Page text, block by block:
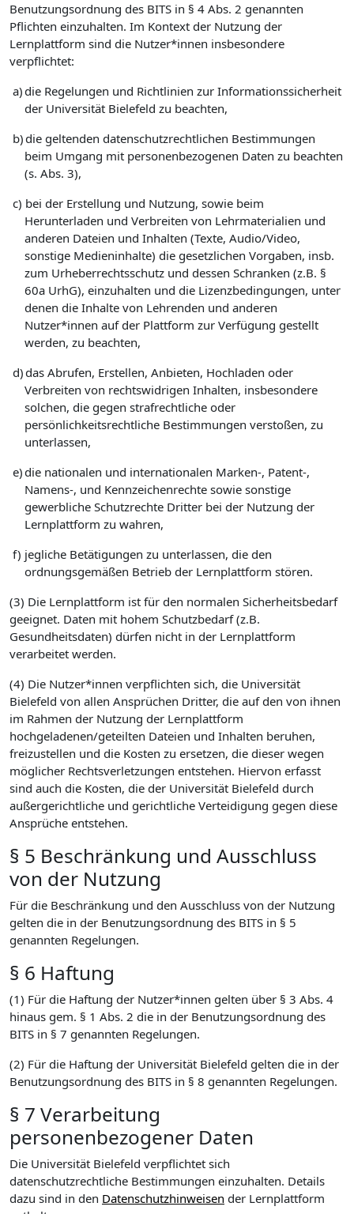
Benutzungsordnung des BITS in § 4 Abs. 2 genannten
Pflichten einzuhalten. Im Kontext der Nutzung der
Lernplattform sind die Nutzer*innen insbesondere
verpflichtet:
a)die Regelungen und Richtlinien zur Informationssicherheit
der Universität Bielefeld zu beachten,
b)die geltenden datenschutzrechtlichen Bestimmungen
beim Umgang mit personenbezogenen Daten zu beachten
(s. Abs. 3),
c) bei der Erstellung und Nutzung, sowie beim
Herunterladen und Verbreiten von Lehrmaterialien und
anderen Dateien und Inhalten (Texte, Audio/Video,
sonstige Medieninhalte) die gesetzlichen Vorgaben, insb.
zum Urheberrechtsschutz und dessen Schranken (z.B. §
60a UrhG), einzuhalten und die Lizenzbedingungen, unter
denen die Inhalte von Lehrenden und anderen
Nutzer*innen auf der Plattform zur Verfügung gestellt
werden, zu beachten,
d)das Abrufen, Erstellen, Anbieten, Hochladen oder
Verbreiten von rechtswidrigen Inhalten, insbesondere
solchen, die gegen strafrechtliche oder
persönlichkeitsrechtliche Bestimmungen verstoßen, zu
unterlassen,
e)die nationalen und internationalen Marken-, Patent-,
Namens-, und Kennzeichenrechte sowie sonstige
gewerbliche Schutzrechte Dritter bei der Nutzung der
Lernplattform zu wahren,
f) jegliche Betätigungen zu unterlassen, die den
ordnungsgemäßen Betrieb der Lernplattform stören.
(3) Die Lernplattform ist für den normalen Sicherheitsbedarf
geeignet. Daten mit hohem Schutzbedarf (z.B.
Gesundheitsdaten) dürfen nicht in der Lernplattform
verarbeitet werden.
(4) Die Nutzer*innen verpflichten sich, die Universität
Bielefeld von allen Ansprüchen Dritter, die auf den von ihnen
im Rahmen der Nutzung der Lernplattform
hochgeladenen/geteilten Dateien und Inhalten beruhen,
freizustellen und die Kosten zu ersetzen, die dieser wegen
möglicher Rechtsverletzungen entstehen. Hiervon erfasst
sind auch die Kosten, die der Universität Bielefeld durch
außergerichtliche und gerichtliche Verteidigung gegen diese
Ansprüche entstehen.
§ 5 Beschränkung und Ausschluss
von der Nutzung
Für die Beschränkung und den Ausschluss von der Nutzung
gelten die in der Benutzungsordnung des BITS in § 5
genannten Regelungen.
§ 6 Haftung
(1) Für die Haftung der Nutzer*innen gelten über § 3 Abs. 4
hinaus gem. § 1 Abs. 2 die in der Benutzungsordnung des
BITS in § 7 genannten Regelungen.
(2) Für die Haftung der Universität Bielefeld gelten die in der
Benutzungsordnung des BITS in § 8 genannten Regelungen.
§ 7 Verarbeitung
personenbezogener Daten
Die Universität Bielefeld verpflichtet sich
datenschutzrechtliche Bestimmungen einzuhalten. Details
dazu sind in den Datenschutzhinweisen der Lernplattform